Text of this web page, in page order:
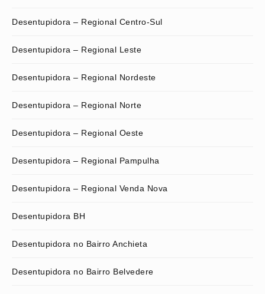
Desentupidora – Regional Centro-Sul
Desentupidora – Regional Leste
Desentupidora – Regional Nordeste
Desentupidora – Regional Norte
Desentupidora – Regional Oeste
Desentupidora – Regional Pampulha
Desentupidora – Regional Venda Nova
Desentupidora BH
Desentupidora no Bairro Anchieta
Desentupidora no Bairro Belvedere